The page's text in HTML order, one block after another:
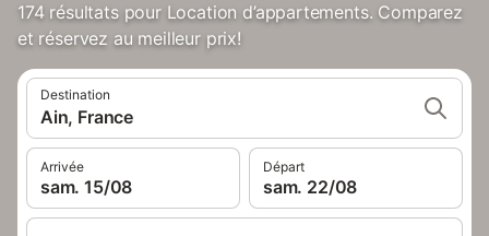
174 résultats pour Location d’appartements. Comparez
et réservez au meilleur prix!
Destination
Ain, France
Arrivée
sam. 15/08
Départ
sam. 22/08